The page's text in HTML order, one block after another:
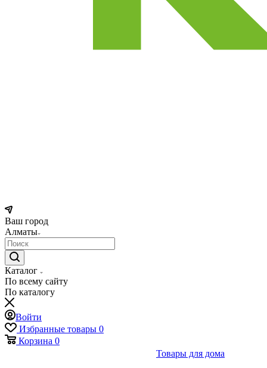
Ваш город
Алматы
Каталог
По всему сайту
По каталогу
Войти
Избранные товары 0
Корзина 0
Товары для дома